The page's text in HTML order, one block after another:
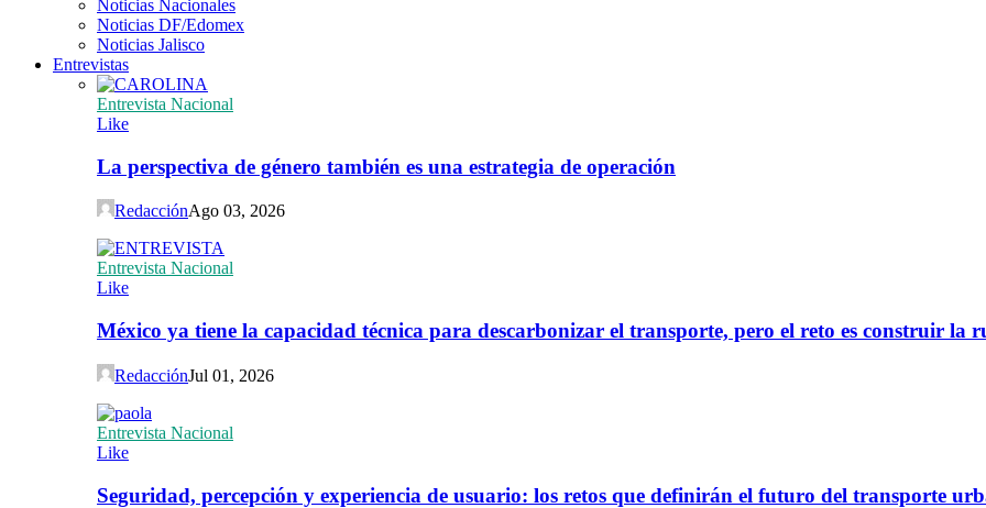
Noticias Nacionales
Noticias DF/Edomex
Noticias Jalisco
Entrevistas
Entrevista Nacional
Like
La perspectiva de género también es una estrategia de operación
RedacciónAgo 03, 2026
Entrevista Nacional
Like
México ya tiene la capacidad técnica para descarbonizar el transporte, pero el reto es construir la
RedacciónJul 01, 2026
Entrevista Nacional
Like
Seguridad, percepción y experiencia de usuario: los retos que definirán el futuro del transporte